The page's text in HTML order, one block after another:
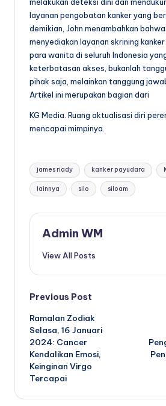
layanan pengobatan kanker yang
demikian, John menambahkan
menyediakan layanan skrining
para wanita di seluruh Indonesia
keterbatasan akses, bukanlah
pihak saja, melainkan tanggung
Artikel ini merupakan bagian dari
KG Media. Ruang aktualisasi diri
mencapai mimpinya.
Tags:
james riady kanker payudara
lainnya silo siloam
Admin WM
View All Posts
Post
navigation
Previous Post
Ramalan Zodiak
Selasa, 16 Januari
2024: Cancer
Kendalikan Emosi,
Keinginan Virgo
Tercapai